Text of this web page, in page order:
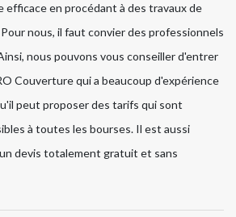
efficace en procédant à des travaux de
nous, il faut convier des professionnels
nous pouvons vous conseiller d'entrer
Couverture qui a beaucoup d'expérience
peut proposer des tarifs qui sont
à toutes les bourses. Il est aussi
devis totalement gratuit et sans